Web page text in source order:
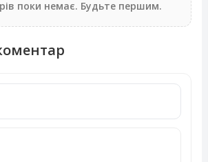
поки немає. Будьте першим.